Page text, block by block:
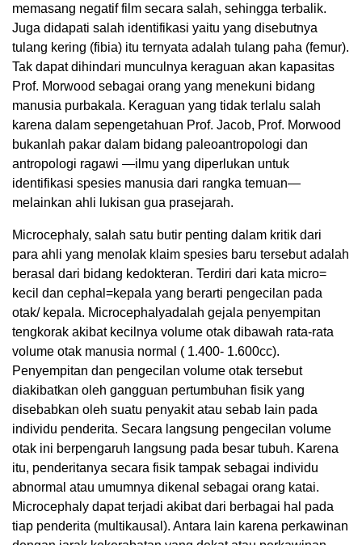
memasang negatif film secara salah, sehingga terbalik.
Juga didapati salah identifikasi yaitu yang disebutnya
tulang kering (fibia) itu ternyata adalah tulang paha (femur).
Tak dapat dihindari munculnya keraguan akan kapasitas
Prof. Morwood sebagai orang yang menekuni bidang
manusia purbakala. Keraguan yang tidak terlalu salah
karena dalam sepengetahuan Prof. Jacob, Prof. Morwood
bukanlah pakar dalam bidang paleoantropologi dan
antropologi ragawi —ilmu yang diperlukan untuk
identifikasi spesies manusia dari rangka temuan—
melainkan ahli lukisan gua prasejarah.
Microcephaly, salah satu butir penting dalam kritik dari
para ahli yang menolak klaim spesies baru tersebut adalah
berasal dari bidang kedokteran. Terdiri dari kata micro=
kecil dan cephal=kepala yang berarti pengecilan pada
otak/ kepala. Microcephalyadalah gejala penyempitan
tengkorak akibat kecilnya volume otak dibawah rata-rata
volume otak manusia normal ( 1.400- 1.600cc).
Penyempitan dan pengecilan volume otak tersebut
diakibatkan oleh gangguan pertumbuhan fisik yang
disebabkan oleh suatu penyakit atau sebab lain pada
individu penderita. Secara langsung pengecilan volume
otak ini berpengaruh langsung pada besar tubuh. Karena
itu, penderitanya secara fisik tampak sebagai individu
abnormal atau umumnya dikenal sebagai orang katai.
Microcephaly dapat terjadi akibat dari berbagai hal pada
tiap penderita (multikausal). Antara lain karena perkawinan